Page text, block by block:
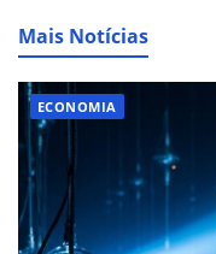
Mais Notícias
ECONOMIA